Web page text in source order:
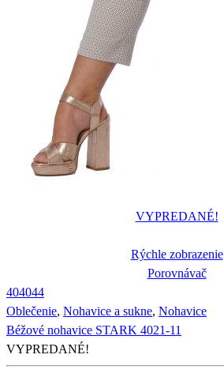
VYPREDANÉ!
Rýchle zobrazenie
Porovnávač
404044
Oblečenie, Nohavice a sukne, Nohavice
Béžové nohavice STARK 4021-11
VYPREDANÉ!